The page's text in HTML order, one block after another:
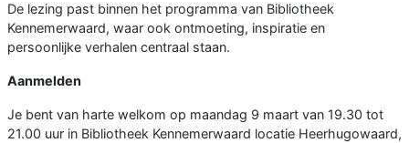
De lezing past binnen het programma van Bibliotheek
Kennemerwaard, waar ook ontmoeting, inspiratie en
persoonlijke verhalen centraal staan.
Aanmelden
Je bent van harte welkom op maandag 9 maart van 19.30 tot
21.00 uur in Bibliotheek Kennemerwaard locatie Heerhugowaard,